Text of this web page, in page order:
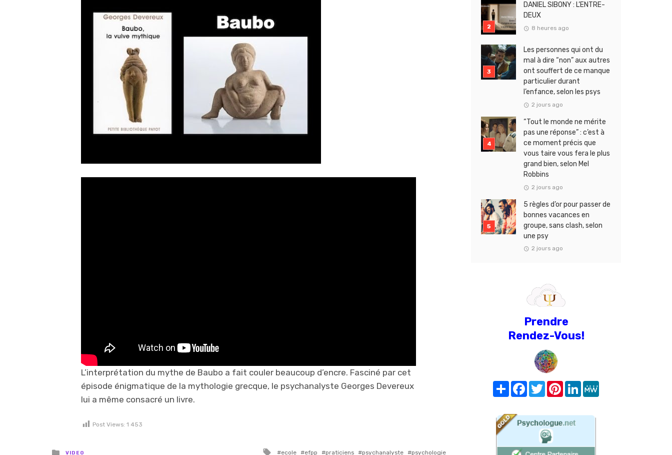
L’interprétation du mythe de Baubo a fait couler beaucoup d’encre. Fasciné par cet
épisode énigmatique de la mythologie grecque, le psychanalyste Georges Devereux
lui a même consacré un livre.
Post Views: 1 453
Posted in
VIDEO Tagged with
ecole efpp praticiens psychanalyste
psychologie
DANIEL SIBONY : L’ENTRE-
DEUX
8 heures ago
Les personnes qui ont du
mal à dire “non” aux autres
ont souffert de ce manque
particulier durant
l’enfance, selon les psys
2 jours ago
“Tout le monde ne mérite
pas une réponse” : c’est à
ce moment précis que
vous taire vous fera le plus
grand bien, selon Mel
Robbins
2 jours ago
5 règles d’or pour passer de
bonnes vacances en
groupe, sans clash, selon
une psy
2 jours ago
Prendre
Rendez-Vous!
Share FacebookTwitterPinterest
LinkedIn